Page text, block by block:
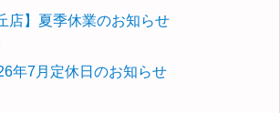
店】夏季休業のお知らせ
年7月定休日のお知らせ